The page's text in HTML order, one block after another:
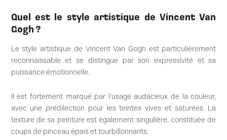
Quel est le style artistique de Vincent Van
Gogh ?
Le style artistique de Vincent Van Gogh est particulièrement
reconnaissable et se distingue par son expressivité et sa
puissance émotionnelle.
Il est fortement marqué par l’usage audacieux de la couleur,
avec une prédilection pour les teintes vives et saturées. La
texture de sa peinture est également singulière, constituée de
coups de pinceau épais et tourbillonnants.